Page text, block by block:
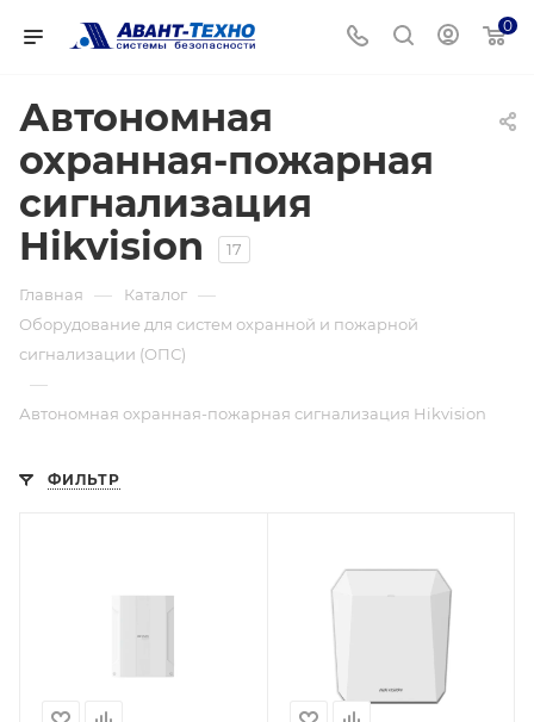
0
Автономная
охранная-пожарная
сигнализация
Hikvision
17
Главная — Каталог —
Оборудование для систем охранной и пожарной
сигнализации (ОПС)
—
Автономная охранная-пожарная сигнализация Hikvision
ФИЛЬТР